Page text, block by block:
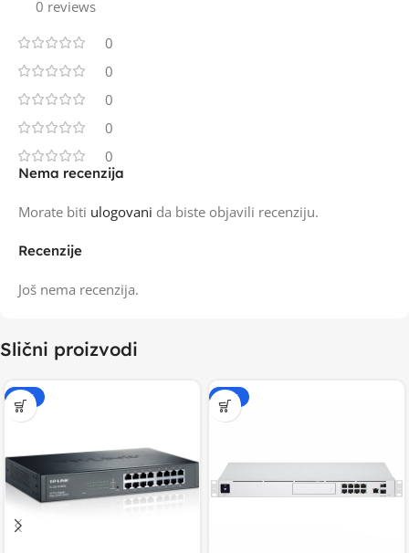
0 reviews
0
0
0
0
0
Recenzije
Još nema recenzija.
Nema recenzija
Morate biti ulogovani da biste objavili recenziju.
Slični proizvodi
-15% -20%